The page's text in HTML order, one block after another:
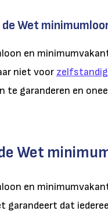
Wet
en
niet voor
te garanderen en
Wet
en
garandeert dat